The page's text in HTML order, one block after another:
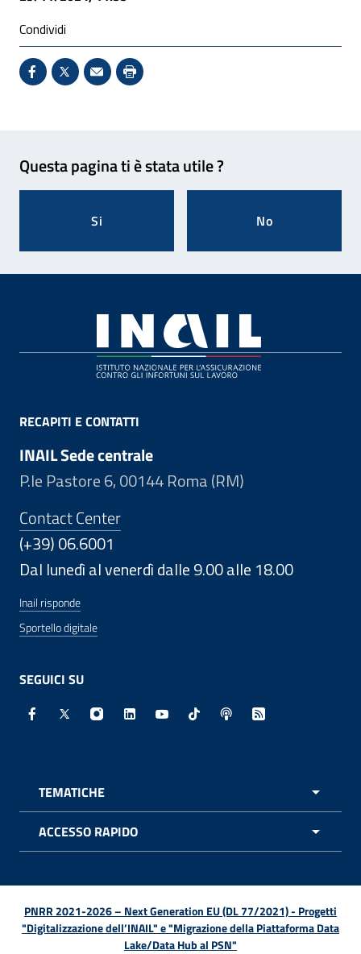
Condividi
Condividi su Facebook - Sito esterno - Apertura in
X - Sito esterno - Apertura in nuova finestra
Invio Mail: apre il programma di posta
Stampa pagina: scelta meno
Questa pagina ti è stata utile ?
Si No
RECAPITI E CONTATTI
INAIL Sede centrale
P.le Pastore 6, 00144 Roma (RM)
Contact Center
(+39) 06.6001
Dal lunedì al venerdì dalle 9.00 alle 18.00
Inail risponde
Sportello digitale
SEGUICI SU
Facebook - Sito esterno - Apertura in nuova finestra
X - Sito esterno - Apertura in nuova finestra
Instagram - Sito esterno - Apertura in
Linkedin - Sito esterno - Apertura in
Youtube - Sito esterno -
TikTok - Sito esterno -
Spreaker - Sito
Feed RSS -
TEMATICHE
ACCESSO RAPIDO
PNRR 2021-2026 – Next Generation EU (DL 77/2021) - Progetti
"Digitalizzazione dell’INAIL" e "Migrazione della Piattaforma Data
Lake/Data Hub al PSN"